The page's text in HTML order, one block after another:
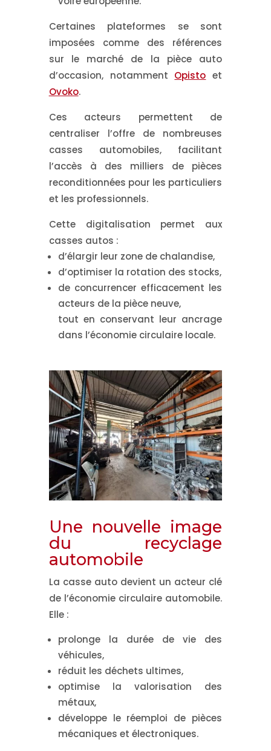
Certaines plateformes se sont
imposées comme des références
sur le marché de la pièce auto
d’occasion, notamment Opisto et
Ovoko.
Ces acteurs permettent de
centraliser l’offre de nombreuses
casses automobiles, facilitant
l’accès à des milliers de pièces
reconditionnées pour les particuliers
et les professionnels.
Cette digitalisation permet aux
casses autos :
d’élargir leur zone de chalandise,
d’optimiser la rotation des stocks,
de concurrencer efficacement les
acteurs de la pièce neuve,
tout en conservant leur ancrage
dans l’économie circulaire locale.
Une nouvelle image
du recyclage
automobile
La casse auto devient un acteur clé
de l’économie circulaire automobile.
Elle :
prolonge la durée de vie des
véhicules,
réduit les déchets ultimes,
optimise la valorisation des
métaux,
développe le réemploi de pièces
mécaniques et électroniques.